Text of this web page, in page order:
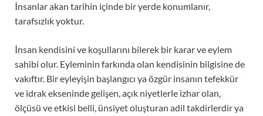
İnsanlar akan tarihin içinde bir yerde konumlanır,
tarafsızlık yoktur.
İnsan kendisini ve koşullarını bilerek bir karar ve eylem
sahibi olur. Eyleminin farkında olan kendisinin bilgisine de
vakıftır. Bir eyleyişin başlangıcı ya özgür insanın tefekkür
ve idrak ekseninde gelişen, açık niyetlerle izhar olan,
ölçüsü ve etkisi belli, ünsiyet oluşturan adil takdirlerdir ya